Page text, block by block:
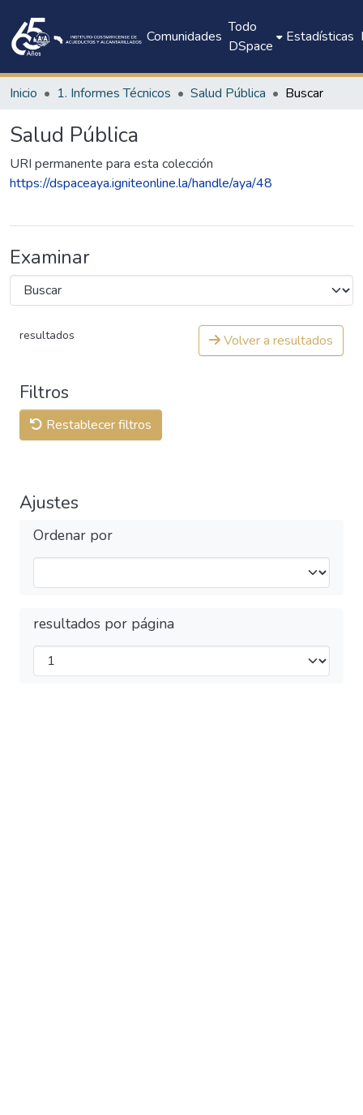
Comunidades
Todo
DSpace
Estadísticas
Inicio 1. Informes Técnicos Salud Pública Buscar
Salud Pública
URI permanente para esta colección
https://dspaceaya.igniteonline.la/handle/aya/48
Examinar
resultados Volver a resultados
Filtros
Restablecer filtros
Ajustes
Ordenar por
resultados por página